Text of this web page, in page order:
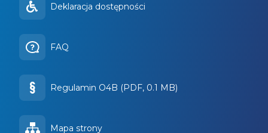
Deklaracja dostępności
FAQ
Regulamin O4B (PDF, 0.1 MB)
Mapa strony